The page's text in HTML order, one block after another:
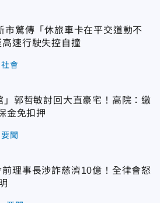
市驚傳「休旅車卡在平交道動不
速行駛失控自撞
社會
」郭哲敏討回大直豪宅！高院：繳
金免扣押
要聞
理事長涉詐慈濟10億！全律會怒